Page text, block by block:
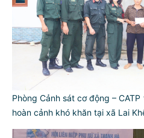
Phòng Cảnh sát cơ động –
hoàn cảnh khó khăn tại xã Lai